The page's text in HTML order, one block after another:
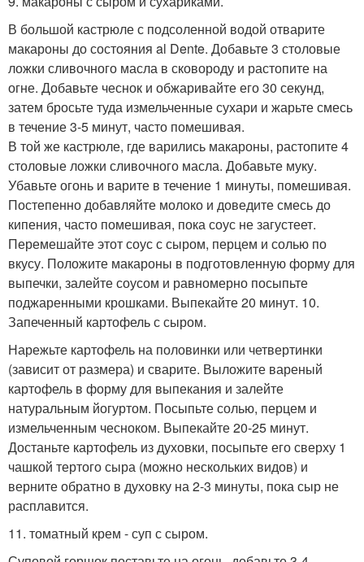
В большой кастрюле с подсоленной водой отварите
макароны до состояния al Dente. Добавьте 3 столовые
ложки сливочного масла в сковороду и растопите на
огне. Добавьте чеснок и обжаривайте его 30 секунд,
затем бросьте туда измельченные сухари и жарьте смесь
в течение 3-5 минут, часто помешивая.
В той же кастрюле, где варились макароны, растопите 4
столовые ложки сливочного масла. Добавьте муку.
Убавьте огонь и варите в течение 1 минуты, помешивая.
Постепенно добавляйте молоко и доведите смесь до
кипения, часто помешивая, пока соус не загустеет.
Перемешайте этот соус с сыром, перцем и солью по
вкусу. Положите макароны в подготовленную форму для
выпечки, залейте соусом и равномерно посыпьте
поджаренными крошками. Выпекайте 20 минут. 10.
Запеченный картофель с сыром.
Нарежьте картофель на половинки или четвертинки
(зависит от размера) и сварите. Выложите вареный
картофель в форму для выпекания и залейте
натуральным йогуртом. Посыпьте солью, перцем и
измельченным чесноком. Выпекайте 20-25 минут.
Достаньте картофель из духовки, посыпьте его сверху 1
чашкой тертого сыра (можно нескольких видов) и
верните обратно в духовку на 2-3 минуты, пока сыр не
расплавится.
11. томатный крем - суп с сыром.